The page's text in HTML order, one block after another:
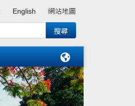
English 網站地圖